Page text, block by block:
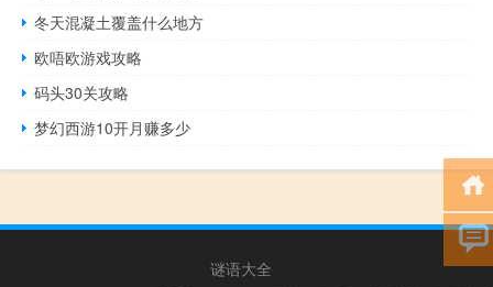
冬天混凝土覆盖什么地方
欧唔欧游戏攻略
码头30关攻略
梦幻西游10开月赚多少
谜语大全